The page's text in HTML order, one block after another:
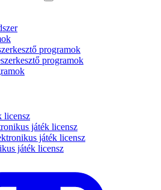
programok
programok
licensz
játék licensz
játék licensz
játék licensz